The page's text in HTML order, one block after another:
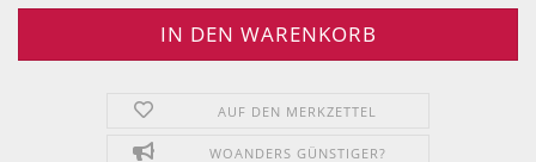
AUF DEN MERKZETTEL
WOANDERS GÜNSTIGER?